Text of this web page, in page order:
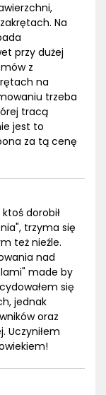
Na
przy dużej
z
na
trzeba
tracą
jest to
za tą cenę
dorobił
trzyma się
też nieźle.
nad
made by
się
jednak
oraz
Uczyniłem